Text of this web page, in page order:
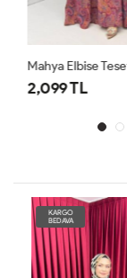
2,099 TL
KARGO
BEDAVA